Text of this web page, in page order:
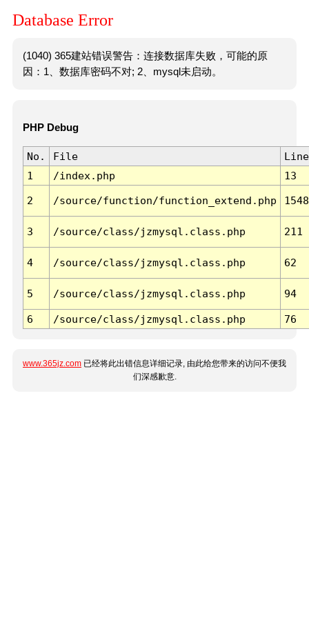
Database Error
(1040) 365建站错误警告：连接数据库失败，可能的原
因：1、数据库密码不对; 2、mysql未启动。
PHP Debug
No. File
Line
1
/index.php 13
2 /source/function/function_extend.php 1548
3 /source/class/jzmysql.class.php 211
4 /source/class/jzmysql.class.php 62
5 /source/class/jzmysql.class.php 94
6 /source/class/jzmysql.class.php 76
www.365jz.com 已经将此出错信息详细记录, 由此给您带来的访问不便我
们深感歉意.